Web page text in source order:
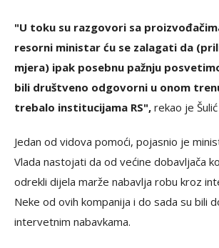
"U toku su razgovori sa
resorni ministar ću se zalagati da
mjera) ipak posebnu pažnju
bili društveno odgovorni u onom
trebalo institucijama RS", rekao je
Jedan od vidova pomoći, pojasnio je
Vlada nastojati da od većine dobavljača
odrekli dijela marže nabavlja robu kroz
Neke od ovih kompanija i do sada su bili
intervetnim nabavkama.